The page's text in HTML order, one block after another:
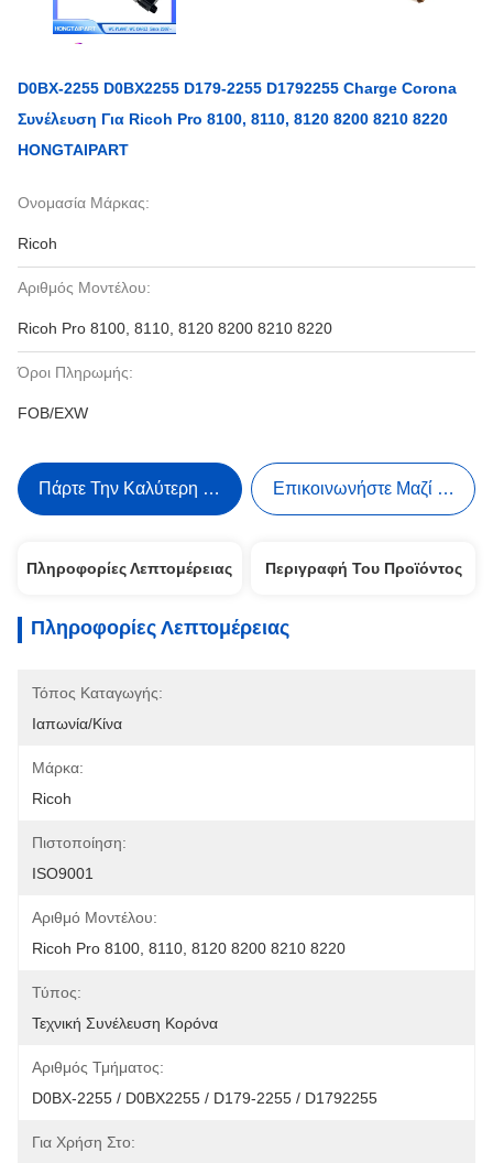
D0BX-2255 D0BX2255 D179-2255 D1792255 Charge Corona
Συνέλευση Για Ricoh Pro 8100, 8110, 8120 8200 8210 8220
HONGTAIPART
Ονομασία Μάρκας:
Ricoh
Αριθμός Μοντέλου:
Ricoh Pro 8100, 8110, 8120 8200 8210 8220
Όροι Πληρωμής:
FOB/EXW
Πάρτε Την Καλύτερη Τιμή Επικοινωνήστε Μαζί Μας
Πληροφορίες Λεπτομέρειας Περιγραφή Του Προϊόντος
Πληροφορίες Λεπτομέρειας
Τόπος Καταγωγής:
Ιαπωνία/Κίνα
Μάρκα:
Ricoh
Πιστοποίηση:
ISO9001
Αριθμό Μοντέλου:
Ricoh Pro 8100, 8110, 8120 8200 8210 8220
Τύπος:
Τεχνική Συνέλευση Κορόνα
Αριθμός Τμήματος:
D0BX-2255 / D0BX2255 / D179-2255 / D1792255
Για Χρήση Στο: